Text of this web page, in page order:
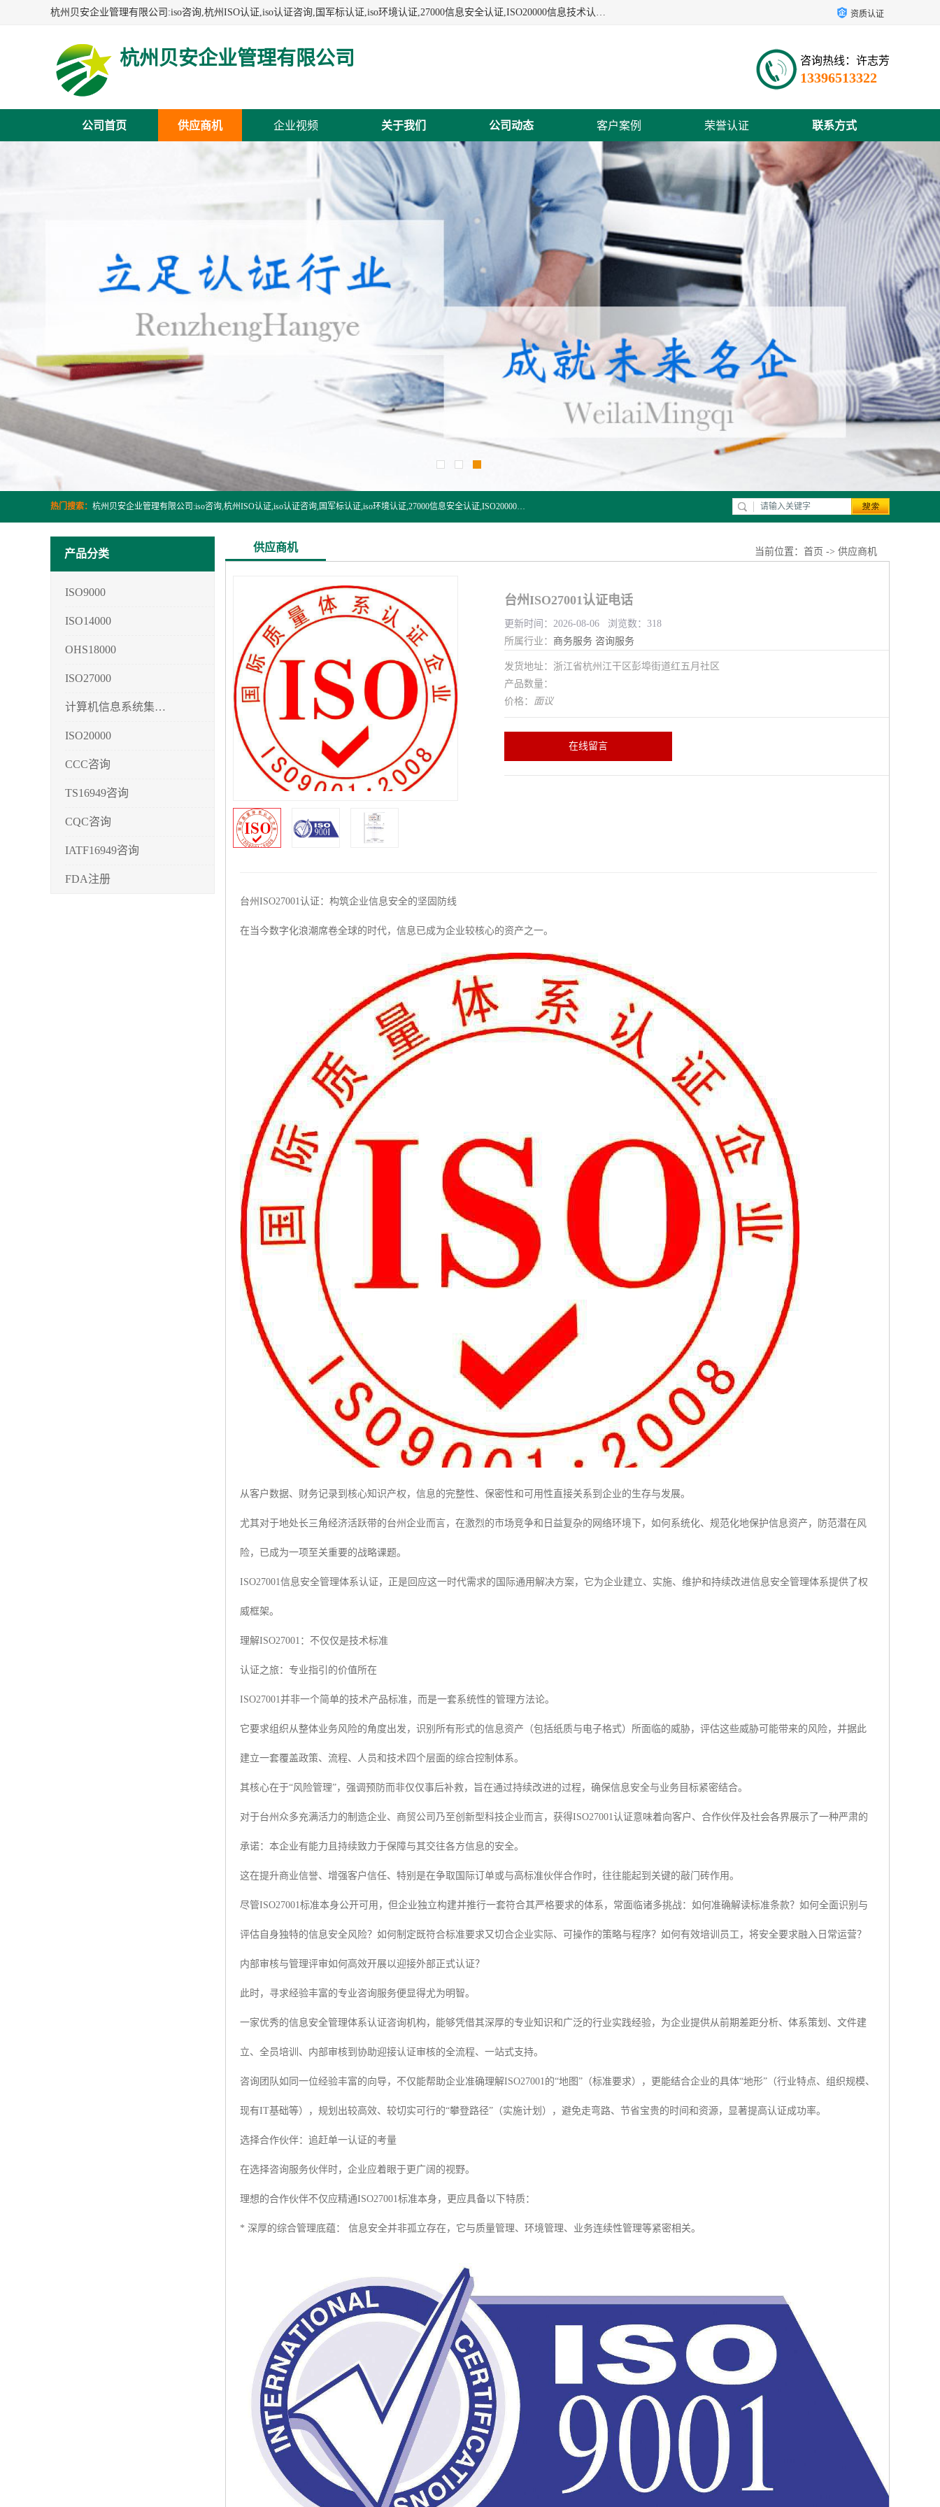
杭州贝安企业管理有限公司:iso咨询,杭州ISO认证,iso认证咨询,国军标认证,iso环境认证,27000信息安全认证,ISO20000信息技术认证,口罩检测报告,32610检测报告,CCRC认证,ISO50001认证,ITSS认证,两化融合认证,出口口罩检测报告等认证代理服务,本公司有近10年的体系咨询经验,能业务覆盖范围南到海南三亚北到新疆阿克苏. 资质认证
杭州贝安企业管理有限公司 咨询热线：许志芳
13396513322
公司首页 供应商机 企业视频 关于我们 公司动态 客户案例 荣誉认证 联系方式
热门搜索： 杭州贝安企业管理有限公司:iso咨询,杭州ISO认证,iso认证咨询,国军标认证,iso环境认证,27000信息安全认证,ISO20000信息技术认证,口罩检测报告,32610检测报告,CCRC认证,ISO50001认证,ITSS认证,两化融合认证,出口口罩检测报告等认证代理服务,本公司有近10年的体系咨询经验,能业务覆盖范围南到海南三亚北到新疆阿克苏.
产品分类
ISO9000
ISO14000
OHS18000
ISO27000
计算机信息系统集成3/4/5
ISO20000
CCC咨询
TS16949咨询
CQC咨询
IATF16949咨询
FDA注册
供应商机 当前位置： 首页 -> 供应商机
台州ISO27001认证电话
更新时间：2026-08-06 浏览数：318
所属行业： 商务服务 咨询服务
发货地址：浙江省杭州江干区彭埠街道红五月社区
产品数量：
价格： 面议
在线留言
台州ISO27001认证：构筑企业信息安全的坚固防线
在当今数字化浪潮席卷全球的时代，信息已成为企业较核心的资产之一。
从客户数据、财务记录到核心知识产权，信息的完整性、保密性和可用性直接关系到企业的生存与发展。
尤其对于地处长三角经济活跃带的台州企业而言，在激烈的市场竞争和日益复杂的网络环境下，如何系统化、规范化地保护信息资产，防范潜在风
险，已成为一项至关重要的战略课题。
ISO27001信息安全管理体系认证，正是回应这一时代需求的国际通用解决方案，它为企业建立、实施、维护和持续改进信息安全管理体系提供了权
威框架。
理解ISO27001：不仅仅是技术标准
认证之旅：专业指引的价值所在
ISO27001并非一个简单的技术产品标准，而是一套系统性的管理方法论。
它要求组织从整体业务风险的角度出发，识别所有形式的信息资产（包括纸质与电子格式）所面临的威胁，评估这些威胁可能带来的风险，并据此
建立一套覆盖政策、流程、人员和技术四个层面的综合控制体系。
其核心在于“风险管理”，强调预防而非仅仅事后补救，旨在通过持续改进的过程，确保信息安全与业务目标紧密结合。
对于台州众多充满活力的制造企业、商贸公司乃至创新型科技企业而言，获得ISO27001认证意味着向客户、合作伙伴及社会各界展示了一种严肃的
承诺：本企业有能力且持续致力于保障与其交往各方信息的安全。
这在提升商业信誉、增强客户信任、特别是在争取国际订单或与高标准伙伴合作时，往往能起到关键的敲门砖作用。
尽管ISO27001标准本身公开可用，但企业独立构建并推行一套符合其严格要求的体系，常面临诸多挑战：如何准确解读标准条款？如何全面识别与
评估自身独特的信息安全风险？如何制定既符合标准要求又切合企业实际、可操作的策略与程序？如何有效培训员工，将安全要求融入日常运营？
内部审核与管理评审如何高效开展以迎接外部正式认证？
此时，寻求经验丰富的专业咨询服务便显得尤为明智。
一家优秀的信息安全管理体系认证咨询机构，能够凭借其深厚的专业知识和广泛的行业实践经验，为企业提供从前期差距分析、体系策划、文件建
立、全员培训、内部审核到协助迎接认证审核的全流程、一站式支持。
咨询团队如同一位经验丰富的向导，不仅能帮助企业准确理解ISO27001的“地图”（标准要求），更能结合企业的具体“地形”（行业特点、组织规模、
现有IT基础等），规划出较高效、较切实可行的“攀登路径”（实施计划），避免走弯路、节省宝贵的时间和资源，显著提高认证成功率。
选择合作伙伴：追赶单一认证的考量
在选择咨询服务伙伴时，企业应着眼于更广阔的视野。
理想的合作伙伴不仅应精通ISO27001标准本身，更应具备以下特质：
* 深厚的综合管理底蕴： 信息安全并非孤立存在，它与质量管理、环境管理、业务连续性管理等紧密相关。